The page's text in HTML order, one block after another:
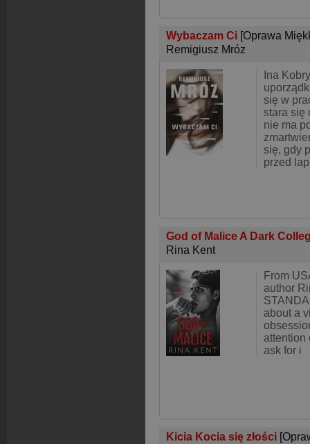
Wybaczam Ci [Oprawa
Remigiusz Mróz
Ina
się w
stara się
nie ma
się, gdy
przed lap
God of Malice A Dark
Rina Kent
From
author
about a
attention
ask for i
Kicia Kocia się złości